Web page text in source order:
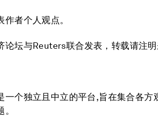
作者个人观点。
论坛与Reuters联合发表，转载请注
一个独立且中立的平台,旨在集合各方